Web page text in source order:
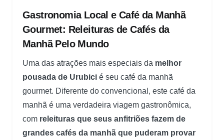
Gastronomia Local e Café da Manhã
Gourmet: Releituras de Cafés da
Manhã Pelo Mundo
Uma das atrações mais especiais da melhor
pousada de Urubici é seu café da manhã
gourmet. Diferente do convencional, este café da
manhã é uma verdadeira viagem gastronômica,
com releituras que seus anfitriões fazem de
grandes cafés da manhã que puderam provar